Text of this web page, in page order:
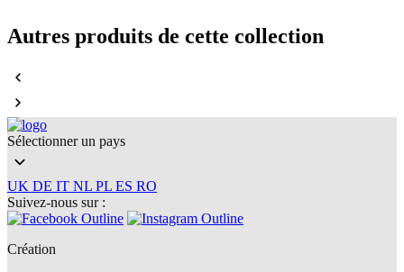
Autres produits de cette collection
Sélectionner un pays
UK DE IT NL PL ES RO
Suivez-nous sur :
Création